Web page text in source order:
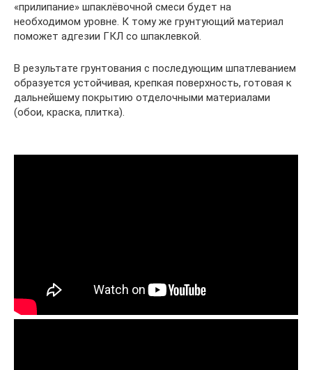
«прилипание» шпаклёвочной смеси будет на
необходимом уровне. К тому же грунтующий материал
поможет адгезии ГКЛ со шпаклевкой.
В результате грунтования с последующим шпатлеванием
образуется устойчивая, крепкая поверхность, готовая к
дальнейшему покрытию отделочными материалами
(обои, краска, плитка).